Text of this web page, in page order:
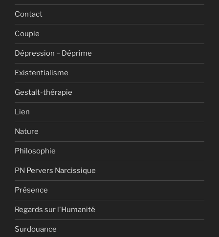
Contact
Couple
Dépression – Déprime
Existentialisme
Gestalt-thérapie
Lien
Nature
Philosophie
PN Pervers Narcissique
Présence
Regards sur l'Humanité
Surdouance